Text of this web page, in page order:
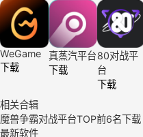
WeGame
下载
真蒸汽平台
下载
80对战平
台
下载
相关合辑
魔兽争霸对战平台TOP前6名下载
最新软件